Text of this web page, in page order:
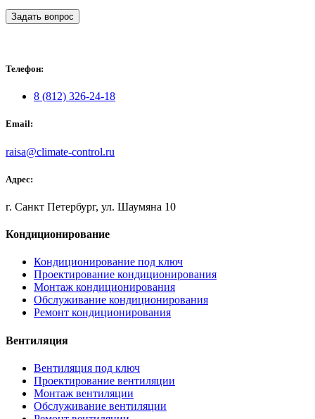
Задать вопрос
Телефон:
8 (812) 326-24-18
Email:
raisa@climate-control.ru
Адрес:
г. Санкт Петербург, ул. Шаумяна 10
Кондиционирование
Кондиционирование под ключ
Проектирование кондиционирования
Монтаж кондиционирования
Обслуживание кондиционирования
Ремонт кондиционирования
Вентиляция
Вентиляция под ключ
Проектирование вентиляции
Монтаж вентиляции
Обслуживание вентиляции